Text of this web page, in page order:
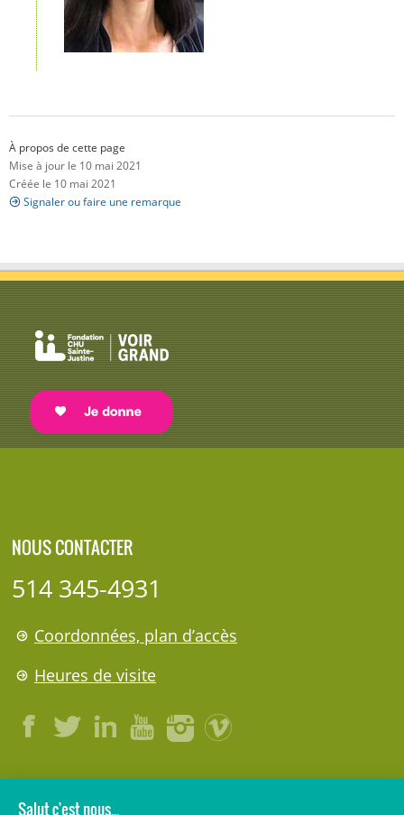
À propos de cette page
Mise à jour le 10 mai 2021
Créée le 10 mai 2021
Signaler ou faire une remarque
NOUS CONTACTER
514 345-4931
Coordonnées, plan d’accès
Heures de visite
LÉGAL